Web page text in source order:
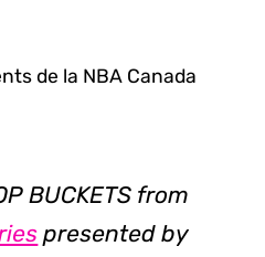
de la NBA Canada
BUCKETS from
presented by